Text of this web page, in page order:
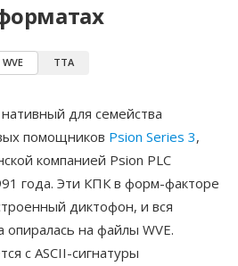
WVE TTA
для семейства
помощников Psion Series 3,
компанией Psion PLC
года. Эти КПК в форм-факторе
диктофон, и вся
опиралась на файлы WVE.
с ASCII-сигнатуры